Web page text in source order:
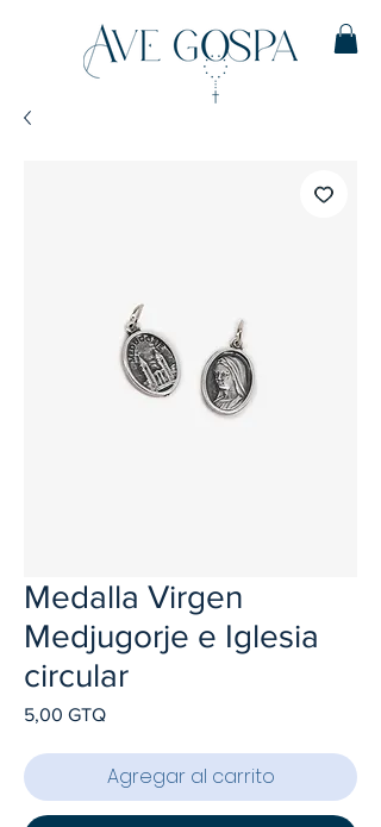
Medalla Virgen
Medjugorje e Iglesia
circular
5,00 GTQPrecio
Agregar al carrito